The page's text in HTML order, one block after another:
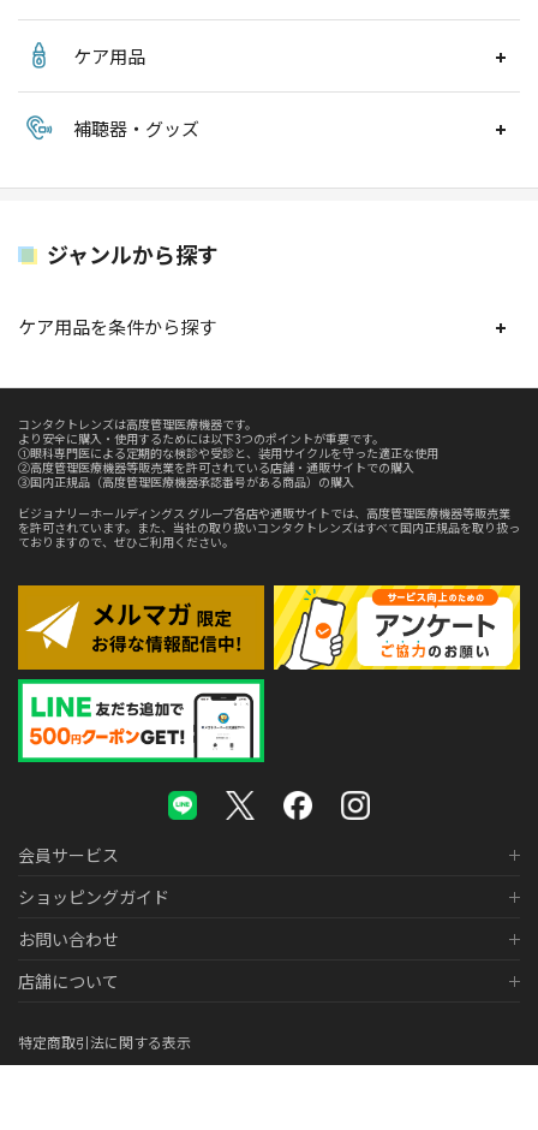
ケア用品
補聴器・グッズ
ジャンルから探す
ケア用品を条件から探す
コンタクトレンズは高度管理医療機器です。
より安全に購入・使用するためには以下3つのポイントが重要です。
①眼科専門医による定期的な検診や受診と、装用サイクルを守った適正な使用
②高度管理医療機器等販売業を許可されている店舗・通販サイトでの購入
③国内正規品（高度管理医療機器承認番号がある商品）の購入
ビジョナリーホールディングス グループ各店や通販サイトでは、高度管理医療機器等販売業
を許可されています。また、当社の取り扱いコンタクトレンズはすべて国内正規品を取り扱っ
ておりますので、ぜひご利用ください。
会員サービス
ショッピングガイド
お問い合わせ
店舗について
特定商取引法に関する表示